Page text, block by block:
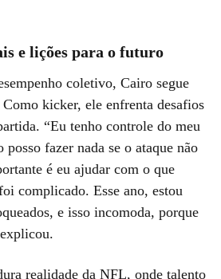
e lições para o futuro
coletivo, Cairo segue
kicker, ele enfrenta desafios
“Eu tenho controle do meu
posso fazer nada se o ataque não
é eu ajudar com o que
complicado. Esse ano, estou
e isso incomoda, porque
realidade da NFL, onde talento